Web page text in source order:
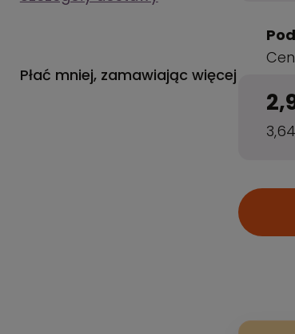
Płać mniej, zamawiając więcej